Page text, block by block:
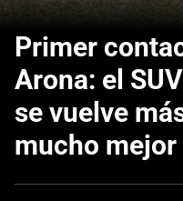
Primer
Arona: el
se vuelve
mucho